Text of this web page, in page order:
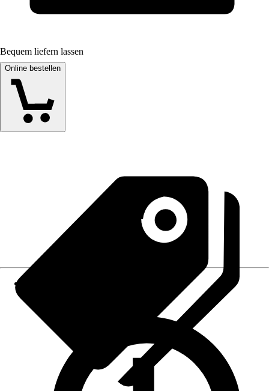
Bequem liefern lassen
Online bestellen